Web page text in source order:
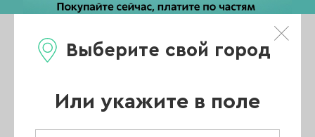
Выберите свой город
Или укажите в поле
Каталог